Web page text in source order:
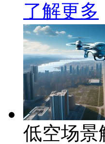
了解更多
低空场景